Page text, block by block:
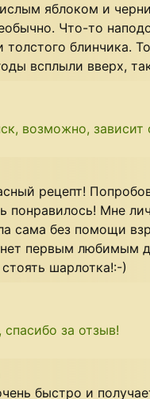
яблоком и
Что-то
толстого блинчика.
всплыли вверх,
возможно, зависит
рецепт!
понравилось! Мне
сама без помощи
первым любимым
стоять шарлотка!:-)
спасибо за отзыв!
быстро и